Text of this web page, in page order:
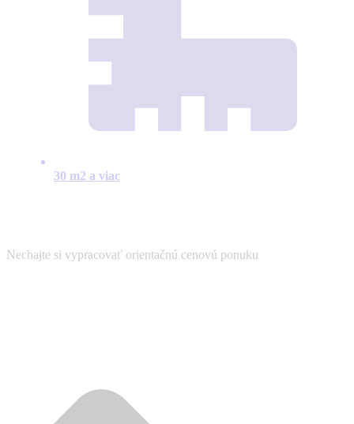
30 m2 a viac
Nechajte si vypracovať orientačnú cenovú ponuku